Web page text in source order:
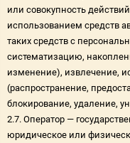
или совокупность
использованием средств
таких средств с
систематизацию,
изменение), извлечение,
(распространение,
блокирование, удаление,
2.7. Оператор —
юридическое или